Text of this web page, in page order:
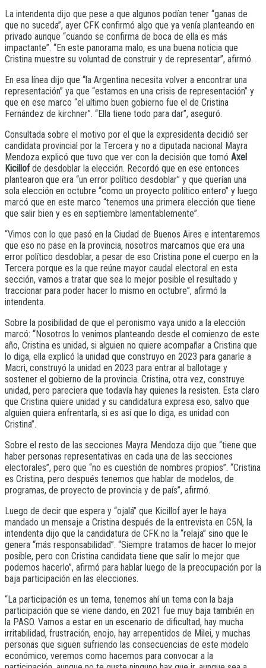
La intendenta dijo que pese a que algunos podían tener “ganas de
que no suceda”, ayer CFK confirmó algo que ya venía planteando en
privado aunque “cuando se confirma de boca de ella es más
impactante”. “En este panorama malo, es una buena noticia que
Cristina muestre su voluntad de construir y de representar”, afirmó.
En esa línea dijo que “la Argentina necesita volver a encontrar una
representación” ya que “estamos en una crisis de representación” y
que en ese marco “el ultimo buen gobierno fue el de Cristina
Fernández de kirchner”. “Ella tiene todo para dar”, aseguró.
Consultada sobre el motivo por el que la expresidenta decidió ser
candidata provincial por la Tercera y no a diputada nacional Mayra
Mendoza explicó que tuvo que ver con la decisión que tomó Axel
Kicillofde desdoblar la elección. Recordó que en ese entonces
plantearon que era “un error político desdoblar” y que querían una
sola elección en octubre “como un proyecto político entero” y luego
marcó que en este marco “tenemos una primera elección que tiene
que salir bien y es en septiembre lamentablemente”.
“Vimos con lo que pasó en la Ciudad de Buenos Aires e intentaremos
que eso no pase en la provincia, nosotros marcamos que era una
error político desdoblar, a pesar de eso Cristina pone el cuerpo en la
Tercera porque es la que reúne mayor caudal electoral en esta
sección, vamos a tratar que sea lo mejor posible el resultado y
traccionar para poder hacer lo mismo en octubre”, afirmó la
intendenta.
Sobre la posibilidad de que el peronismo vaya unido a la elección
marcó: “Nosotros lo venimos planteando desde el comienzo de este
año, Cristina es unidad, si alguien no quiere acompañar a Cristina que
lo diga, ella explicó la unidad que construyo en 2023 para ganarle a
Macri, construyó la unidad en 2023 para entrar al ballotage y
sostener el gobierno de la provincia. Cristina, otra vez, construye
unidad, pero pareciera que todavía hay quienes la resisten. Esta claro
que Cristina quiere unidad y su candidatura expresa eso, salvo que
alguien quiera enfrentarla, si es así que lo diga, es unidad con
Cristina”.
Sobre el resto de las secciones Mayra Mendoza dijo que “tiene que
haber personas representativas en cada una de las secciones
electorales”, pero que “no es cuestión de nombres propios”. “Cristina
es Cristina, pero después tenemos que hablar de modelos, de
programas, de proyecto de provincia y de país”, afirmó.
Luego de decir que espera y “ojalá” que Kicillof ayer le haya
mandado un mensaje a Cristina después de la entrevista en C5N, la
intendenta dijo que la candidatura de CFK no la “relaja” sino que le
genera “más responsabilidad”. “Siempre tratamos de hacer lo mejor
posible, pero con Cristina candidata tiene que salir lo mejor que
podemos hacerlo”, afirmó para hablar luego de la preocupación por la
baja participación en las elecciones.
“La participación es un tema, tenemos ahí un tema con la baja
participación que se viene dando, en 2021 fue muy baja también en
la PASO. Vamos a estar en un escenario de dificultad, hay mucha
irritabilidad, frustración, enojo, hay arrepentidos de Milei, y muchas
personas que siguen sufriendo las consecuencias de este modelo
económico, veremos como hacemos para convocar a la